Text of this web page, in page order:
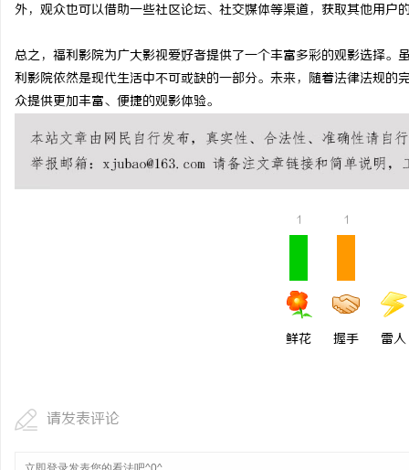
外，观众也可以借助一些社区论坛、社交媒体等渠道，获取其他用户
总之，福利影院为广大影视爱好者提供了一个丰富多彩的观影选择
利影院依然是现代生活中不可或缺的一部分。未来，随着法律法规
众提供更加丰富、便捷的观影体验。
1
鲜花
1
握手 雷人
请发表评论